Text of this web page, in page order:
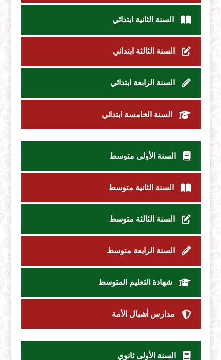
السنة الثانية ابتدائي
السنة الثالثة ابتدائي
السنة الرابعة ابتدائي
السنة الخامسة ابتدائي
السنة الأولى متوسط
السنة الثانية متوسط
السنة الثالثة متوسط
السنة الرابعة متوسط
شهادة التعليم المتوسط
مدارس أشبال الأمة
السنة الأولى ثانوي